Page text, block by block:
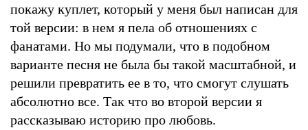
покажу куплет, который у меня был написан для
той версии: в нем я пела об отношениях с
фанатами. Но мы подумали, что в подобном
варианте песня не была бы такой масштабной, и
решили превратить ее в то, что смогут слушать
абсолютно все. Так что во второй версии я
рассказываю историю про любовь.